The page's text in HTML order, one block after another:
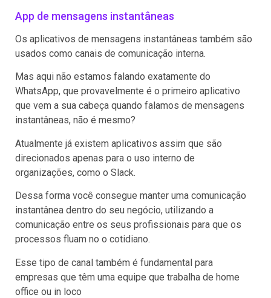
App de mensagens instantâneas
Os aplicativos de mensagens instantâneas também são
usados como canais de comunicação interna.
Mas aqui não estamos falando exatamente do
WhatsApp, que provavelmente é o primeiro aplicativo
que vem a sua cabeça quando falamos de mensagens
instantâneas, não é mesmo?
Atualmente já existem aplicativos assim que são
direcionados apenas para o uso interno de
organizações, como o Slack.
Dessa forma você consegue manter uma comunicação
instantânea dentro do seu negócio, utilizando a
comunicação entre os seus profissionais para que os
processos fluam no o cotidiano.
Esse tipo de canal também é fundamental para
empresas que têm uma equipe que trabalha de home
office ou in loco